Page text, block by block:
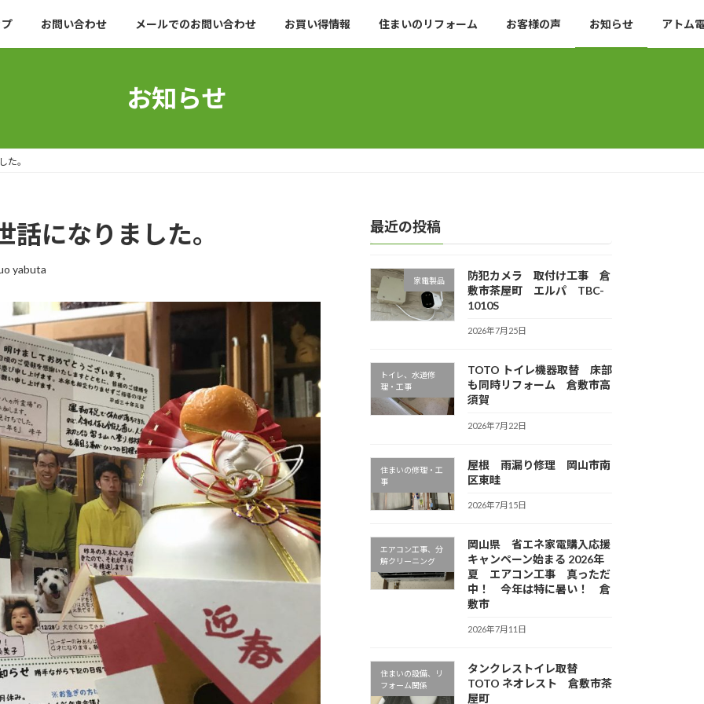
お問い合わせ メールでのお問い合わせ お買い得情報 住まいのリフォーム お客様の声 お知らせ アトム
お知らせ
。
になりました。
yabuta
最近の投稿
家電製品
防犯カメラ 取付け工事 倉
敷市茶屋町 エルパ TBC-
1010S
2026年7月25日
トイレ、水道修
理・工事
TOTO トイレ機器取替 床部
も同時リフォーム 倉敷市高
須賀
2026年7月22日
住まいの修理・工
事
屋根 雨漏り修理 岡山市南
区東畦
2026年7月15日
エアコン工事、分
解クリーニング
岡山県 省エネ家電購入応援
キャンペーン始まる 2026年
夏 エアコン工事 真っただ
中！ 今年は特に暑い！ 倉
敷市
2026年7月11日
住まいの設備、リ
フォーム関係
タンクレストイレ取替
TOTO ネオレスト 倉敷市茶
屋町